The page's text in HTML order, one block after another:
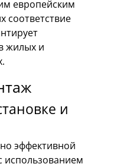
европейским
соответствие
жилых и
и
эффективной
использованием